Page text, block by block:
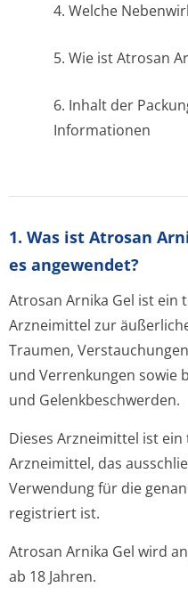
4. Welche
5. Wie ist Atrosan
6. Inhalt der
Informationen
1. Was ist Atrosan
es angewendet?
Atrosan Arnika Gel ist ein
Arzneimittel zur
Traumen,
und Verrenkungen sowie
und Gelenkbeschwerden.
Dieses Arzneimittel ist
Arzneimittel, das
Verwendung für die
registriert ist.
Atrosan Arnika Gel wird
ab 18 Jahren.